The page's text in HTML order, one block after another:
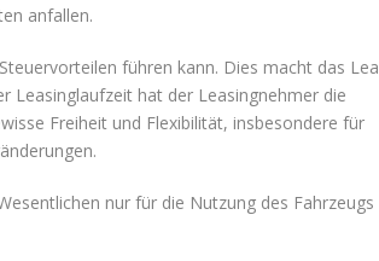
anfallen.
führen kann. Dies macht das
Leasinglaufzeit hat der Leasingnehmer die
Freiheit und Flexibilität, insbesondere für
nur für die Nutzung des Fahrzeugs